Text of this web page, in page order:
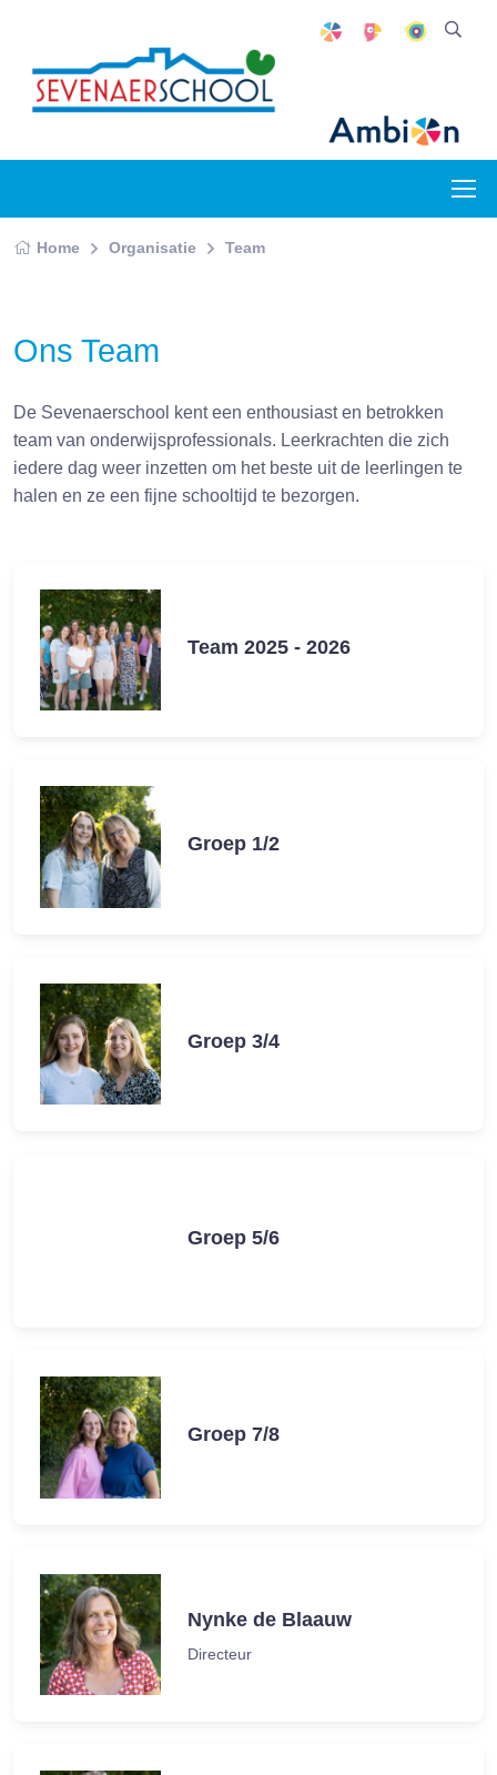
Home Organisatie Team
Ons Team
De Sevenaerschool kent een enthousiast en betrokken
team van onderwijsprofessionals. Leerkrachten die zich
iedere dag weer inzetten om het beste uit de leerlingen te
halen en ze een fijne schooltijd te bezorgen.
Team 2025 - 2026
Groep 1/2
Groep 3/4
Groep 5/6
Groep 7/8
Nynke de Blaauw
Directeur